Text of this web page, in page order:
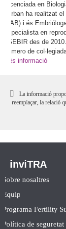
Llicenciada en
Durban ha realitzat
(UAB) i és
Especialista en
ASEBIR des de 2010.
Número de
Més informació
La informació
reemplaçar, la relació
inviTRA
Sobre nosaltres
Equip
Programa Fertility
Política de